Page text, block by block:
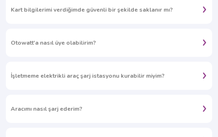
Kart bilgilerimi verdiğimde güvenli bir şekilde saklanır mı?
Otowatt'a nasıl üye olabilirim?
İşletmeme elektrikli araç şarj istasyonu kurabilir miyim?
Aracımı nasıl şarj ederim?